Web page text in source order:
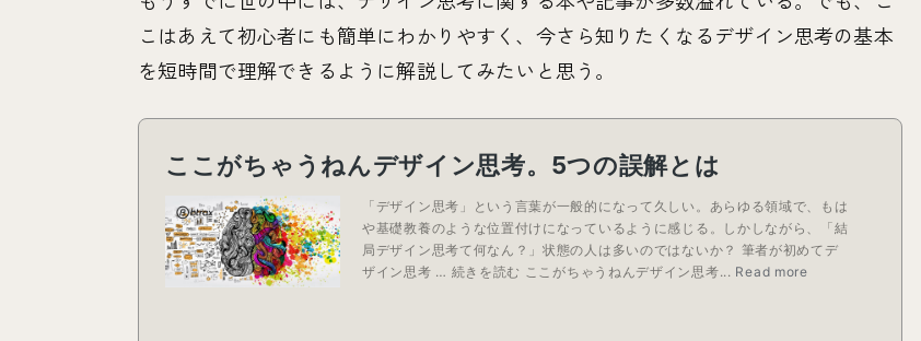
こはあえて初心者にも簡単にわかりやすく、今さら知りたくなるデザイン思考の基本
を短時間で理解できるように解説してみたいと思う。